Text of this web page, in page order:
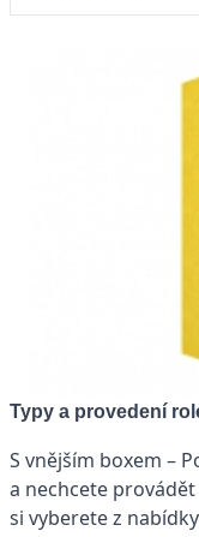
Typy a provedení
S vnějším boxem –
a nechcete
si vyberete z